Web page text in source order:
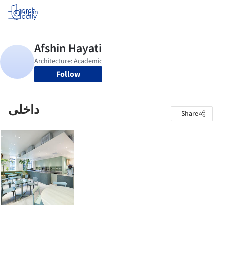
Log in
Follow
داخلی Share